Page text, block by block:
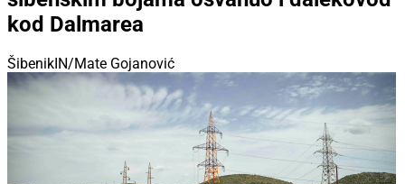
kod Dalmarea
ŠibenikIN/Mate Gojanović